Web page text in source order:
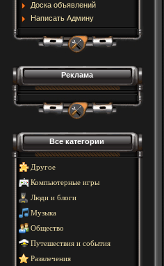
Доска объявлений
Написать Админу
Реклама
Все категории
Другое
Компьютерные игры
Люди и блоги
Музыка
Общество
Путешествия и события
Развлечения